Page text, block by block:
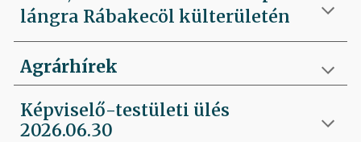
lángra Rábakecöl külterületén
Agrárhírek
Képviselő-testületi ülés
2026.06.30